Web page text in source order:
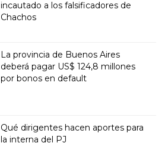
incautado a los falsificadores de
Chachos
La provincia de Buenos Aires
deberá pagar US$ 124,8 millones
por bonos en default
Qué dirigentes hacen aportes para
la interna del PJ